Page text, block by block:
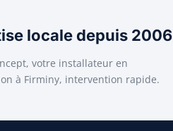
locale depuis 2006
votre installateur en
à Firminy, intervention rapide.